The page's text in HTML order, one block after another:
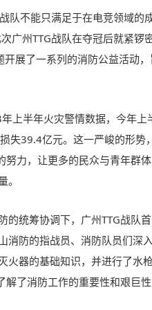
队不能只满足于在电竞领域的
广州TTG战队在夺冠后就紧锣
开展了一系列的消防公益活动
上半年火灾警情数据，今年
失39.4亿元。这一严峻的形势
努力，让更多的民众与青年群
的统筹协调下，广州TTG战队
消防的指战员、消防队员们深
火器的基础知识，并进行了水
解了消防工作的重要性和艰巨